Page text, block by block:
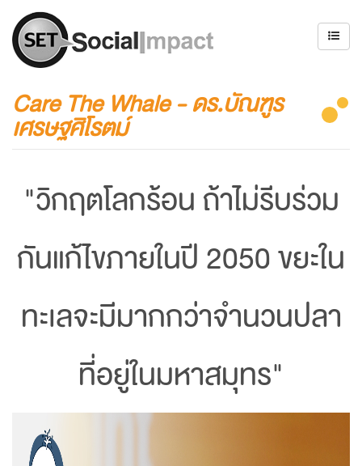
Care The Whale - ดร.บัณฑูร
เศรษฐศิโรตม์
"วิกฤตโลกร้อน ถ้าไม่รีบร่วม
กันแก้ไขภายในปี 2050 ขยะใน
ทะเลจะมีมากกว่าจำนวนปลา
ที่อยู่ในมหาสมุทร"